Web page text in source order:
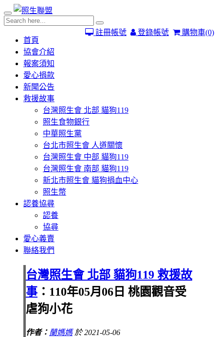
購物車(0)
登錄帳號
註冊帳號
首頁
協會介紹
報案須知
愛心捐款
新聞公告
救援故事
台灣照生會 北部 貓狗119
照生食物銀行
中華照生黨
台北市照生會 人道關懷
台灣照生會 中部 貓狗119
台灣照生會 南部 貓狗119
新北市照生會 貓狗捐血中心
照生幣
認養協尋
認養
協尋
愛心義賣
聯絡我們
台灣照生會 北部 貓狗119 救援故
事 ：110年05月06日 桃園觀音受
虐狗小花
作者： 蘭媽媽於 2021-05-06